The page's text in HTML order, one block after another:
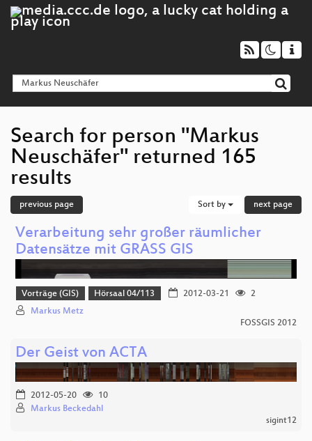
Search for person "Markus
Neuschäfer" returned 165
results
previous page Sort by next page
Verarbeitung sehr großer räumlicher
Datensätze mit GRASS GIS
Vorträge (GIS) Hörsaal 04/113 2012-03-21
2
Markus Metz
FOSSGIS 2012
Der Geist von ACTA
2012-05-20
10
Markus Beckedahl
sigint12